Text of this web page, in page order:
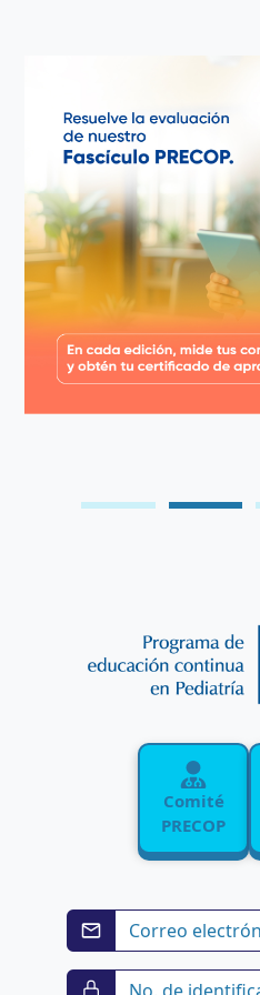
Comité
PRECOP